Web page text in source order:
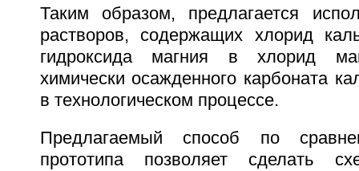
Таким образом, предлагается
растворов, содержащих хлорид
гидроксида магния в хлорид
химически осажденного карбоната
в технологическом процессе.
Предлагаемый способ по
прототипа позволяет сделать